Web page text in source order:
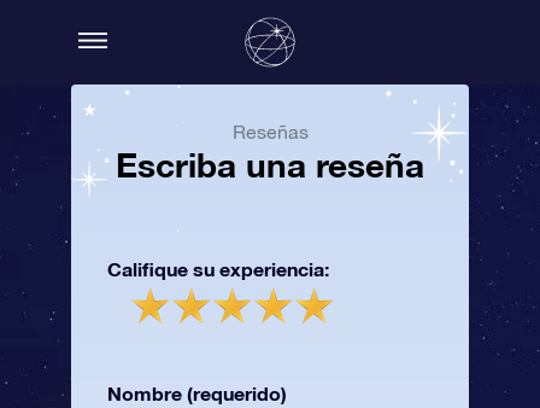
Reseñas
Escriba una reseña
Califique su experiencia:
Nombre (requerido)